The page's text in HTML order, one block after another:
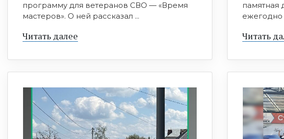
программу для ветеранов СВО — «Время
мастеров». О ней рассказал ...
Читать далее
памятная
ежегодно
Читать